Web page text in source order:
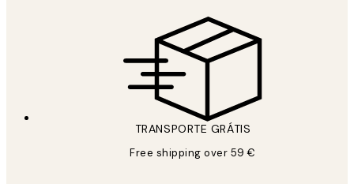
TRANSPORTE GRÁTIS
Free shipping over 59 €